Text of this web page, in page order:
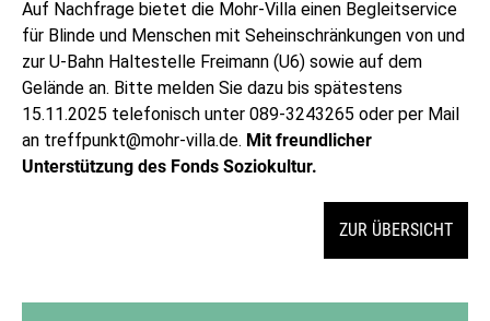
Auf Nachfrage bietet die Mohr-Villa einen Begleitservice
für Blinde und Menschen mit Seheinschränkungen von und
zur U-Bahn Haltestelle Freimann (U6) sowie auf dem
Gelände an. Bitte melden Sie dazu bis spätestens
15.11.2025 telefonisch unter 089-3243265 oder per Mail
an treffpunkt@mohr-villa.de. Mit freundlicher
Unterstützung des Fonds Soziokultur.
ZUR ÜBERSICHT